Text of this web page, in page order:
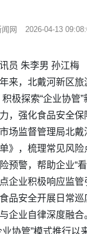
网 2026-04-13
员 朱李男 孙江梅
来，北戴河新区
积极探索“企业协
，强化食品安全保
场监督管理局北
》，梳理常见风
预警，帮助企业“
企业积极响应监管
品安全开展日常
企业自律深度融合
业协管”模式推行